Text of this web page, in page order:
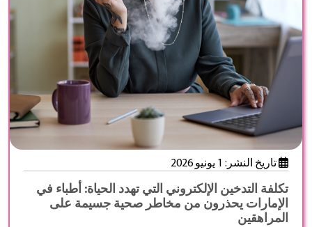
تاريخ النشر: 1 يونيو 2026
تكلفة التدخين الإلكتروني التي تهدد الحياة: أطباء في
الإمارات يحذرون من مخاطر صحية جسيمة على
المراهقين